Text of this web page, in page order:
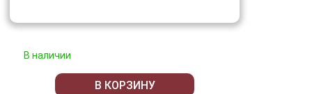
В наличии
В КОРЗИНУ